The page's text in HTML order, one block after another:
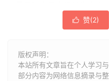
东极青华大帝，
九天应元雷声普化天尊，九
天雷祖天帝，
 赞(2)
版权声明：
本站所有文章旨在个人学习
部分内容为网络信息摘录与